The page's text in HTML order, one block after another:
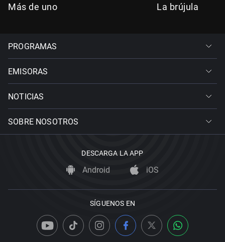
Más de uno La brújula
PROGRAMAS
EMISORAS
NOTICIAS
SOBRE NOSOTROS
DESCARGA LA APP
Android iOS
SÍGUENOS EN